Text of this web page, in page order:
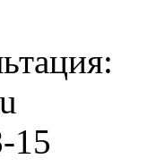
15